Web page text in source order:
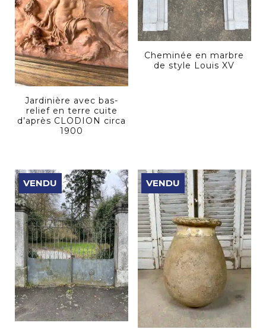
Jardinière avec bas-
relief en terre cuite
d’après CLODION circa
1900
Cheminée en marbre
de style Louis XV
VENDU VENDU